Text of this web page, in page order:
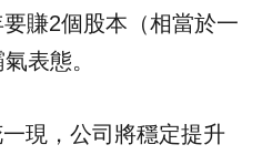
賺2個股本（相當於一
表態。
現，公司將穩定提升